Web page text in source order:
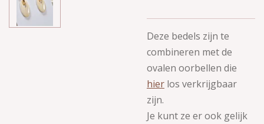
Deze bedels zijn te
combineren met de
ovalen oorbellen die
hier los verkrijgbaar
zijn.
Je kunt ze er ook gelijk